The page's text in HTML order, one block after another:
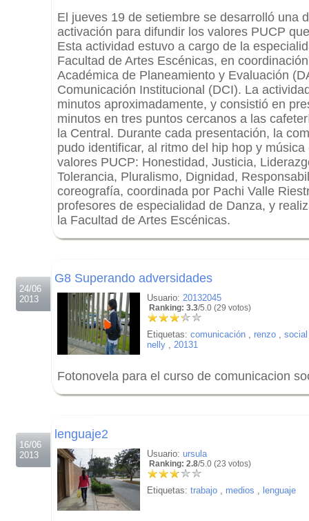
El jueves 19 de setiembre se desarrolló una
activación para difundir los valores PUCP
Esta actividad estuvo a cargo de la
Facultad de Artes Escénicas, en
Académica de Planeamiento y Evaluación
Comunicación Institucional (DCI). La
minutos aproximadamente, y consistió en
minutos en tres puntos cercanos a las
la Central. Durante cada presentación, la
pudo identificar, al ritmo del hip hop y
valores PUCP: Honestidad, Justicia,
Tolerancia, Pluralismo, Dignidad,
coreografía, coordinada por Pachi Valle
profesores de especialidad de Danza, y
la Facultad de Artes Escénicas.
24/06
2013
G8 Superando adversidades
Usuario: 20132045
Ranking: 3.3/5.0 (29 votos)
Etiquetas: comunicación , renzo , social
nelly , 20131
Fotonovela para el curso de comunicacion
16/06
2013
lenguaje2
Usuario: ursula
Ranking: 2.8/5.0 (23 votos)
Etiquetas: trabajo , medios , lenguaje